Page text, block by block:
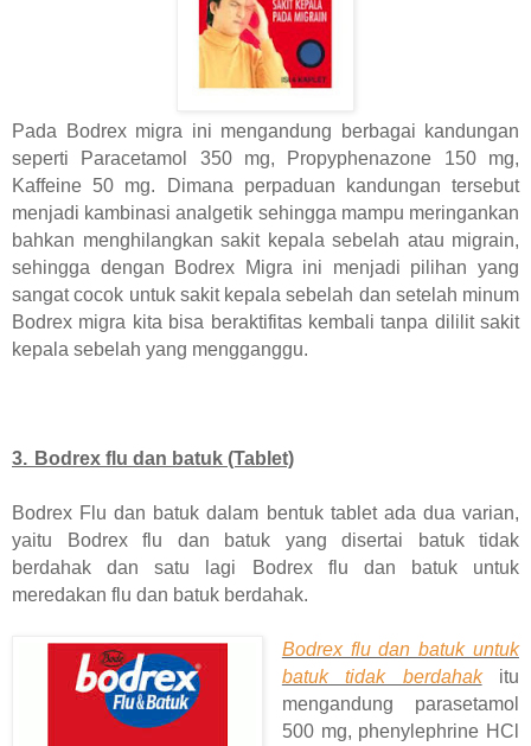
Pada Bodrex migra ini mengandung berbagai kandungan
seperti Paracetamol 350 mg, Propyphenazone 150 mg,
Kaffeine 50 mg. Dimana perpaduan kandungan tersebut
menjadi kambinasi analgetik sehingga mampu meringankan
bahkan menghilangkan sakit kepala sebelah atau migrain,
sehingga dengan Bodrex Migra ini menjadi pilihan yang
sangat cocok untuk sakit kepala sebelah dan setelah minum
Bodrex migra kita bisa beraktifitas kembali tanpa dililit sakit
kepala sebelah yang mengganggu.
3. Bodrex flu dan batuk (Tablet)
Bodrex Flu dan batuk dalam bentuk tablet ada dua varian,
yaitu Bodrex flu dan batuk yang disertai batuk tidak
berdahak dan satu lagi Bodrex flu dan batuk untuk
meredakan flu dan batuk berdahak.
Bodrex flu dan batuk untuk
batuk tidak berdahakitu
mengandung parasetamol
500 mg, phenylephrine HCl